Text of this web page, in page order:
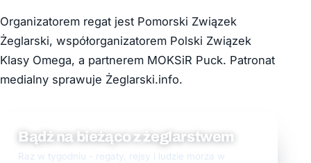
Organizatorem regat jest Pomorski Związek
Żeglarski, współorganizatorem Polski Związek
Klasy Omega, a partnerem MOKSiR Puck. Patronat
medialny sprawuje Żeglarski.info.
Bądź na bieżąco z żeglarstwem
Raz w tygodniu - regaty, rejsy i ludzie morza w